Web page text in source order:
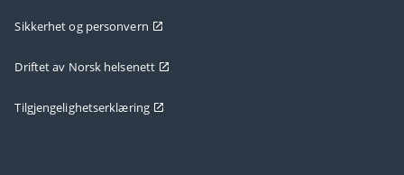
Sikkerhet og personvern
Driftet av Norsk helsenett
Tilgjengelighetserklæring